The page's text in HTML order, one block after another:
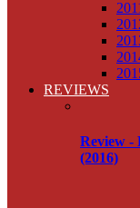
REVIEWS
Review -
(2016)